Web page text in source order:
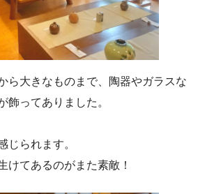
ら大きなものまで、陶器やガラスな
飾ってありました。
じられます。
けてあるのがまた素敵！